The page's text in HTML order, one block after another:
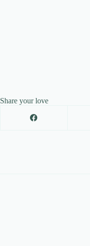
Share your love